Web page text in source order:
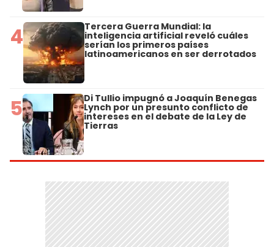
4 Tercera Guerra Mundial: la
inteligencia artificial reveló cuáles
serían los primeros países
latinoamericanos en ser derrotados
5 Di Tullio impugnó a Joaquín Benegas
Lynch por un presunto conflicto de
intereses en el debate de la Ley de
Tierras